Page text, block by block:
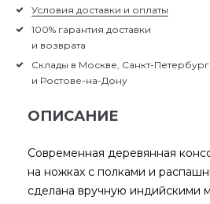
Условия доставки и оплаты
100% гарантия доставки
и возврата
Склады в Москве, Санкт-
и Ростове-на-Дону
ОПИСАНИЕ
Современная деревянная
на ножках с полками и
сделана вручную индийскими